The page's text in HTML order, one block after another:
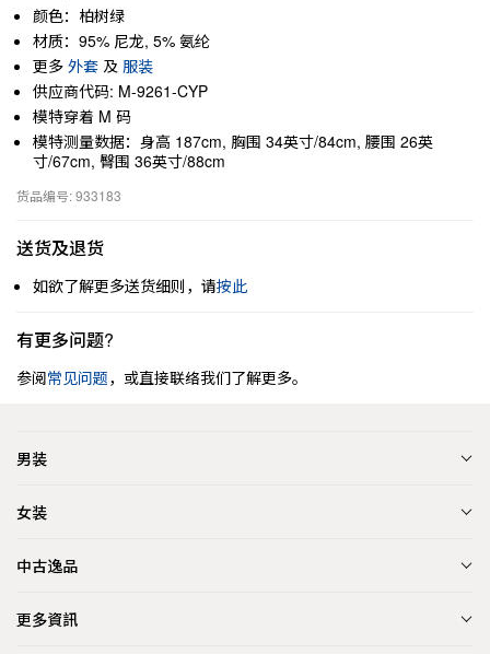
颜色：柏树绿
材质：95% 尼龙, 5% 氨纶
更多 外套 及 服装
供应商代码: M-9261-CYP
模特穿着 M 码
模特测量数据：身高 187cm, 胸围 34英寸/84cm, 腰围 26英
寸/67cm, 臀围 36英寸/88cm
货品编号: 933183
送货及退货
如欲了解更多送货细则，请按此
有更多问题?
参阅常见问题，或直接联络我们了解更多。
男装
女装
中古逸品
更多資訊